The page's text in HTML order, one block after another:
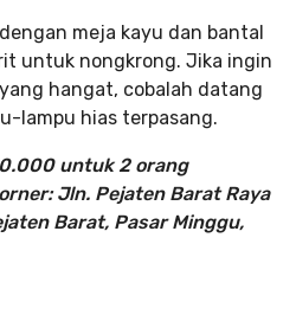
meja kayu dan bantal
untuk nongkrong. Jika ingin
hangat, cobalah datang
lampu hias terpasang.
untuk 2 orang
Jln. Pejaten Barat Raya
Barat, Pasar Minggu,